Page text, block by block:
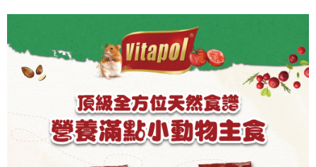
【「AFTEE先享後付」結帳流程】
１．於結帳方式選擇「AFTEE先享後付」後，將跳轉至「AFTEE先享後付」
結帳頁面，進行簡訊認證並確認金額後，即可完成結帳。
２．訂單成立數日內，您將收到繳費通知簡訊。
３．收到繳費通知簡訊後14天內，點擊此簡訊中的連結，可透過四大超商／
ATM／網路銀行／等多元方式進行付款，方視為交易完成。
※ 請注意：結帳手續完成當下不需立刻繳費，但若您需要取消訂單，請聯絡
購買商品的店家。未經商家同意取消之訂單仍視為有效，需透過AFTEE先享
後付繳納相關費用。
※ 交易是否成功請以「AFTEE先享後付 」之結帳頁面顯示為準，若有關於
全家取貨付款_限重5KG
每筆NT$60，滿NT$999(含以上)免運費
付款後全家取貨_限重5KG
萊爾富取貨付款_限重10KG
每筆NT$60，滿NT$999(含以上)免運費
付款後萊爾富取貨_限重10KG